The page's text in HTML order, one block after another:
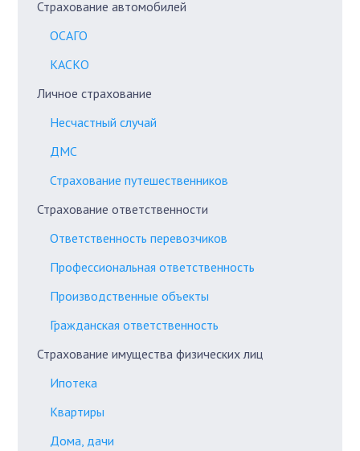
Страхование автомобилей
ОСАГО
КАСКО
Личное страхование
Несчастный случай
ДМС
Страхование путешественников
Страхование ответственности
Ответственность перевозчиков
Профессиональная ответственность
Производственные объекты
Гражданская ответственность
Страхование имущества физических лиц
Ипотека
Квартиры
Дома, дачи